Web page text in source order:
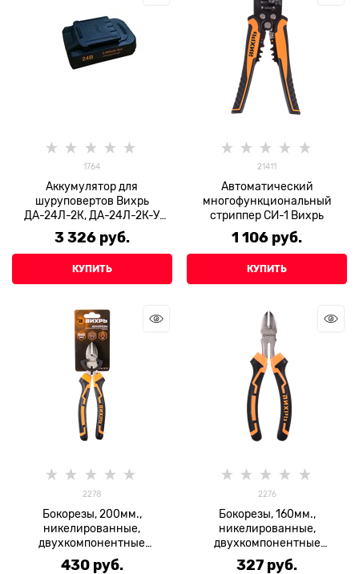
1764
Аккумулятор для
шуруповертов Вихрь
ДА-24Л-2К, ДА-24Л-2К-У
(АКБ24Л1 KPV)
3 326 руб.
КУПИТЬ
21411
Автоматический
многофункциональный
стриппер СИ-1 Вихрь
1 106 руб.
КУПИТЬ
2278
Бокорезы, 200мм.,
никелированные,
двухкомпонентные
рукоятки, Вихрь
430 руб.
2276
Бокорезы, 160мм.,
никелированные,
двухкомпонентные
рукоятки, Вихрь
327 руб.